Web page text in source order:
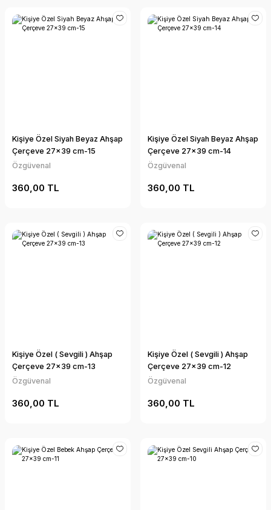
Kişiye Özel Siyah Beyaz Ahşap
Çerçeve 27x39 cm-15
Özgüvenal
360,00 TL
Kişiye Özel Siyah Beyaz Ahşap
Çerçeve 27x39 cm-14
Özgüvenal
360,00 TL
Kişiye Özel ( Sevgili ) Ahşap
Çerçeve 27x39 cm-13
Özgüvenal
360,00 TL
Kişiye Özel ( Sevgili ) Ahşap
Çerçeve 27x39 cm-12
Özgüvenal
360,00 TL